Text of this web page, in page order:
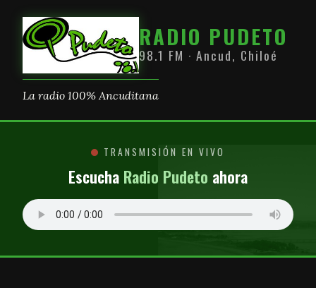
RADIO PUDETO
98.1 FM · Ancud, Chiloé
La radio 100% Ancuditana
TRANSMISIÓN EN VIVO
Escucha Radio Pudeto ahora